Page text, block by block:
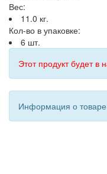
Вес:
11.0 кг.
Кол-во в упаковке:
6 шт.
Этот продукт будет в
Информация о